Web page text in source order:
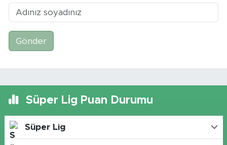
Gönder
Süper Lig Puan Durumu
Süper Lig